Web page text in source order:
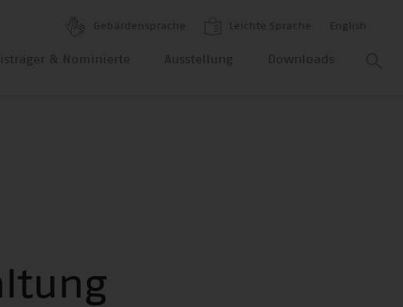
Gebärdensprache Leichte Sprache English
& Nominierte Ausstellung Downloads